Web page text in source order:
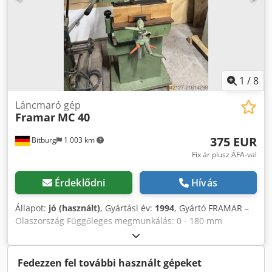
1 /8
Bitburg 1 003 km
Láncmaró gép
Framar MC 40
375 EUR
Fix ár plusz ÁFA-val
Érdeklődni Hívás
Állapot: jó (használt), Gyártási év: 1994, Gyártó FRAMAR –
Olaszország Függőleges megmunkálás: 0 - 180 mm
Kereszthossz: 0 - 150 mm Cjdpfx Aeyxx A Iepioha Hosszanti
löket: 0 - 270 mm Asztalméret: 540 / 110 mm Asztal
függőleges elmozdulása: 0 - 90 mm Munkasztal dőlése: 0 –
Fedezzen fel további használt gépeket